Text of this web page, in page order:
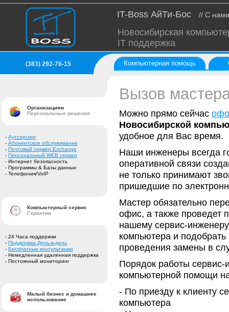
IT-Boss АйТи-Бос // С
Новосибирская
IT поддержка
(383) 292-76-15 Компьютерная помощь
Организациям
Персональные решения
- Аутсорсинг
- Абонентское обслуживание
- Почтовый сервер Exchange
- Персональный WEB сервер
- Интернет безопасность
- Программы & Базы данных
- Телефония/VoIP
Компьютерный сервис
Гарантии
- 24 Часа поддержки
- Поддержка День-в-день
- Бесплатные консультации
- Немедленная удаленная поддержка
- Постоянный мониторинг
Малый бизнес и домашнее
использование
Вызов
Можно прямо сейчас
Новосибирской
удобное для Вас время.
Наши инженеры всегда
оперативной связи
не только принимают
пришедшие по
Мастер обязательно
офис, а также проведет
нашему сервис-
компьютера и
проведения замены в
Порядок работы сервис-
компьютерной помощи
- По приезду к клиенту
компьютера